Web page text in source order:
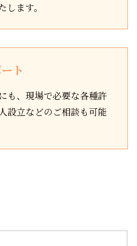
します。
ト
も、現場で必要な各種許
設立などのご相談も可能